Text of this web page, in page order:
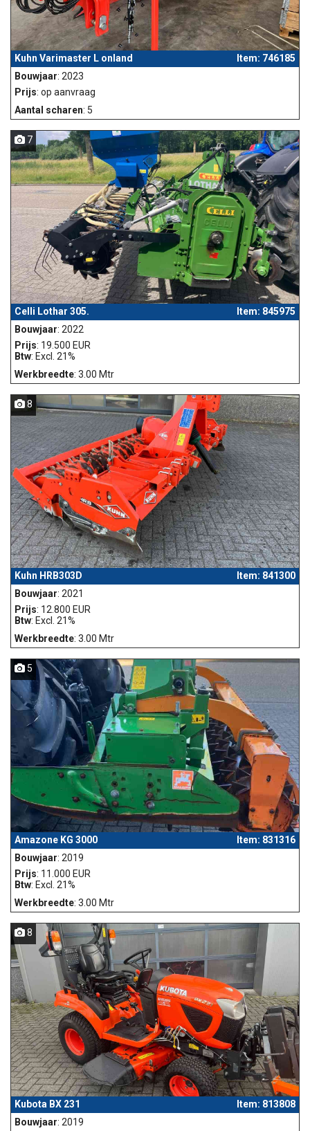
Kuhn Varimaster L onland
Item: 746185
Bouwjaar: 2023
Prijs: op aanvraag
Aantal scharen: 5
7
Celli Lothar 305.
Item: 845975
Bouwjaar: 2022
Prijs: 19.500 EUR
Btw: Excl. 21%
Werkbreedte: 3.00 Mtr
8
Kuhn HRB303D
Item: 841300
Bouwjaar: 2021
Prijs: 12.800 EUR
Btw: Excl. 21%
Werkbreedte: 3.00 Mtr
5
Amazone KG 3000
Item: 831316
Bouwjaar: 2019
Prijs: 11.000 EUR
Btw: Excl. 21%
Werkbreedte: 3.00 Mtr
8
Kubota BX 231
Item: 813808
Bouwjaar: 2019